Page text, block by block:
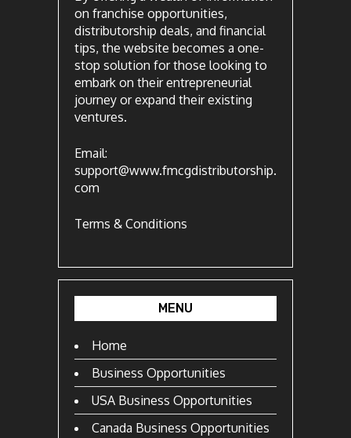
on franchise opportunities,
distributorship deals, and financial
tips, the website becomes a one-
stop solution for those looking to
embark on their entrepreneurial
journey or expand their existing
ventures.
Email:
support@www.fmcgdistributorship.
com
Terms & Conditions
MENU
Home
Business Opportunities
USA Business Opportunities
Canada Business Opportunities